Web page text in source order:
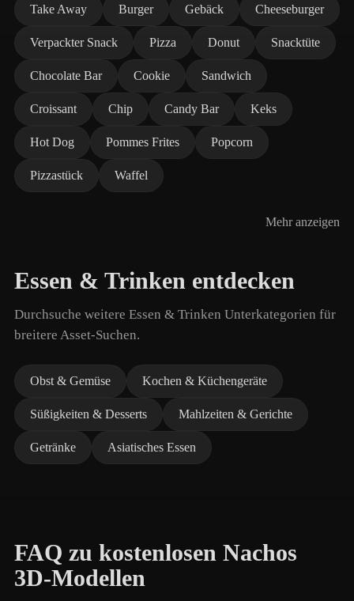
Take Away Burger Gebäck Cheeseburger
Verpackter Snack Pizza Donut Snacktüte
Chocolate Bar Cookie Sandwich
Croissant Chip Candy Bar Keks
Hot Dog Pommes Frites Popcorn
Pizzastück Waffel
Mehr anzeigen
Essen & Trinken entdecken
Durchsuche weitere Essen & Trinken Unterkategorien für
breitere Asset-Suchen.
Obst & Gemüse Kochen & Küchengeräte
Süßigkeiten & Desserts Mahlzeiten & Gerichte
Getränke Asiatisches Essen
FAQ zu kostenlosen Nachos
3D-Modellen